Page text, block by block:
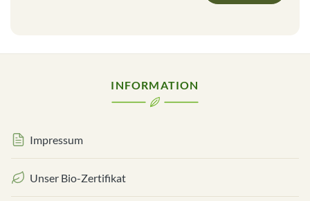
INFORMATION
Impressum
Unser Bio-Zertifikat